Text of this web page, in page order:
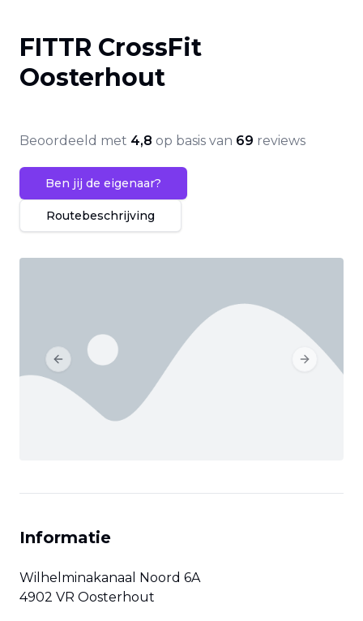
FITTR CrossFit
Oosterhout
Beoordeeld met 4,8 op basis van 69 reviews
Ben jij de eigenaar?
Routebeschrijving
Previous slide Next slide
Informatie
Wilhelminakanaal Noord 6A
4902 VR Oosterhout